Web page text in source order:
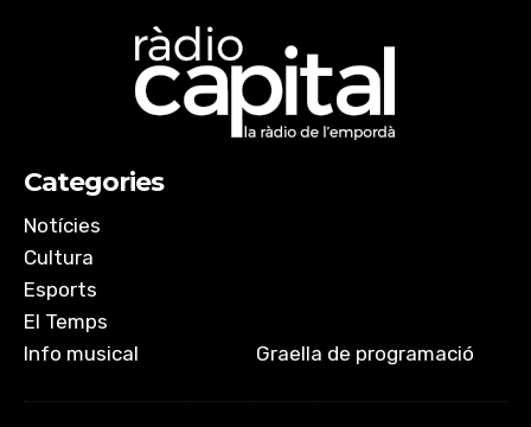
Categories
Notícies
Cultura
Esports
El Temps
Info musical
Graella de programació